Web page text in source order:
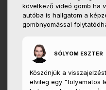
következő videó gomb ha
autóba is hallgatom a
gombnyomással
SÓLYOM ESZTER
Köszönjük a
elvileg egy "folyamatos